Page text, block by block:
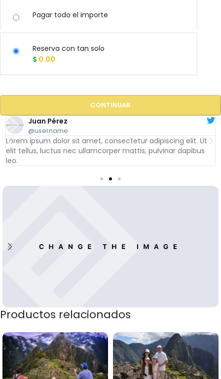
Pagar todo el importe
Reserva con tan solo
$ 0.00
CONTINUAR
Juan Pérez
@username
Lorem ipsum dolor sit amet, consectetur adipiscing elit. Ut
elit tellus, luctus nec ullamcorper mattis, pulvinar dapibus
leo.
Banner title, click to edit.
Productos relacionados